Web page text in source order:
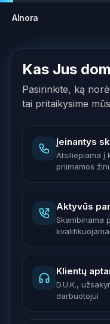
AInora
Kas Jus
Pasirinkite, ką
tai pritaikysime
Įeinantys
Atsiliepiama į
priimamos
Aktyvūs
Skambinama
Klientų
D.U.K.,
darbuotojui